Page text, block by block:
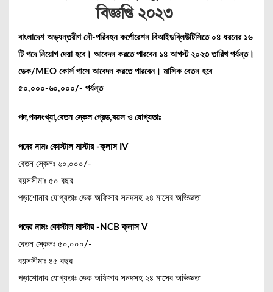
বিজ্ঞপ্তি ২০২৩
বাংলাদেশ অভ্যন্তরীণ নৌ-পরিবহন কর্পোরেশন বিআইডব্লিউটিসিতে ০৪ ধরনের ১৬
টি পদে নিয়োগ দেয়া হবে। আবেদন করতে পারবেন ১৪ আগস্ট ২০২৩ তারিখ পর্যন্ত।
ডেক/MEO কোর্স পাসে আবেদন করতে পারবেন। মাসিক বেতন হবে
৫০,০০০-৬০,০০০/- পর্যন্ত
পদ,পদসংখ্যা,বেতন স্কেল গ্রেড,বয়স ও যোগ্যতাঃ
পদের নামঃ কোস্টাল মাস্টার -ক্লাস IV
বেতন স্কেলঃ ৬০,০০০/-
বয়সসীমাঃ ৫০ বছর
পড়াশোনার যোগ্যতাঃ ডেক অফিসার সনদসহ ২৪ মাসের অভিজ্ঞতা
পদের নামঃ কোস্টাল মাস্টার -NCB ক্লাস V
বেতন স্কেলঃ ৫০,০০০/-
বয়সসীমাঃ ৪৫ বছর
পড়াশোনার যোগ্যতাঃ ডেক অফিসার সনদসহ ২৪ মাসের অভিজ্ঞতা